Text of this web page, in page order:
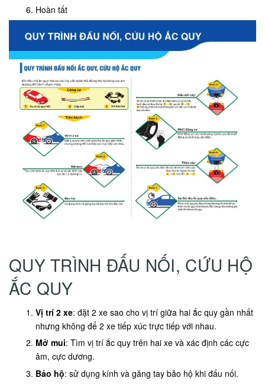
Hoàn tất
QUY TRÌNH ĐẤU NỐI, CỨU HỘ
ẮC QUY
Vị trí 2 xe: đặt 2 xe sao cho vị trí giữa hai ắc quy gần nhất
nhưng không để 2 xe tiếp xúc trực tiếp với nhau.
Mở mui: Tìm vị trí ắc quy trên hai xe và xác định các cực
âm, cực dương.
Bảo hộ: sử dụng kính và găng tay bảo hộ khi đấu nối.